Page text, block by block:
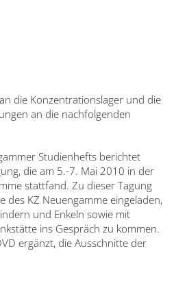
die Konzentrationslager und die
an die nachfolgenden
Studienhefts berichtet
die am 5.-7. Mai 2010 in der
stattfand. Zu dieser Tagung
des KZ Neuengamme eingeladen,
und Enkeln sowie mit
ins Gespräch zu kommen.
ergänzt, die Ausschnitte der